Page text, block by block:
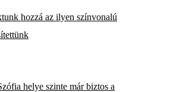
hozzá az ilyen színvonalú
helye szinte már biztos a